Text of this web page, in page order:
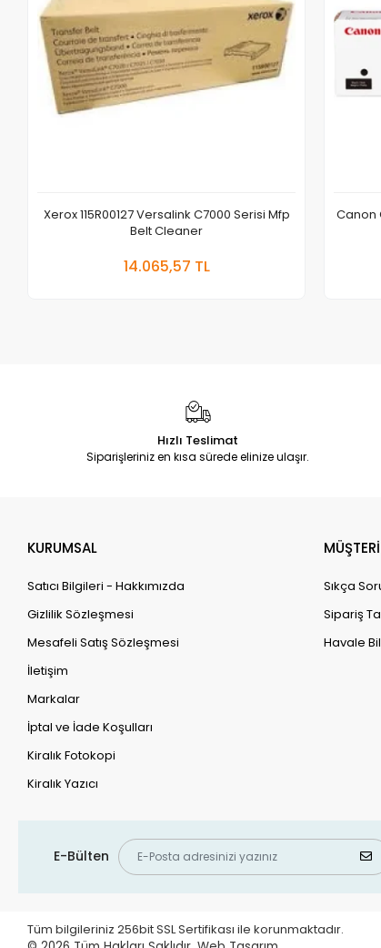
Xerox 115R00127 Versalink C7000 Serisi Mfp
Belt Cleaner
14.065,57 TL
Canon
Hızlı Teslimat
Siparişleriniz en kısa sürede elinize ulaşır.
KURUMSAL
Satıcı Bilgileri - Hakkımızda
Gizlilik Sözleşmesi
Mesafeli Satış Sözleşmesi
İletişim
Markalar
İptal ve İade Koşulları
Kiralık Fotokopi
Kiralık Yazıcı
Sıkça
Sipariş
Havale
E-Bülten
Tüm bilgileriniz 256bit SSL Sertifikası ile korunmaktadır.